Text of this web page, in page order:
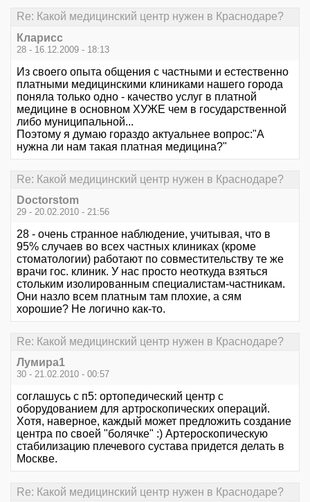
Re: Какой медицинский центр нужен в Краснодаре?
Кларисс
28 - 16.12.2009 - 18:13
Из своего опыта общения с частными и естественно
платными медицинскими клиниками нашего города
поняла только одно - качество услуг в платной
медицине в основном ХУЖЕ чем в государственной
либо муниципальной...
Поэтому я думаю гораздо актуальнее вопрос:"А
нужна ли нам такая платная медицина?"
Re: Какой медицинский центр нужен в Краснодаре?
Doctorstom
29 - 20.02.2010 - 21:56
28 - очень странное наблюдение, учитывая, что в
95% случаев во всех частных клиниках (кроме
стоматологии) работают по совместительству те же
врачи гос. клиник. У нас просто неоткуда взяться
стольким изолированным специалистам-частникам.
Они назло всем платным там плохие, а сям
хорошие? Не логично как-то.
Re: Какой медицинский центр нужен в Краснодаре?
Лумира1
30 - 21.02.2010 - 00:57
соглашусь с п5: ортопедический центр с
оборудованием для артроскопических операций.
Хотя, наверное, каждый может предложить создание
центра по своей "болячке" :) Артероскопическую
стабилизацию плечевого сустава придется делать в
Москве.
Re: Какой медицинский центр нужен в Краснодаре?